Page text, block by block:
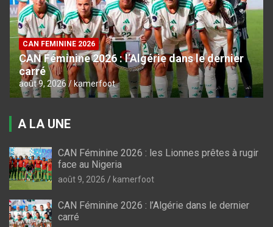
CAN FEMININE 2026
CAN Féminine 2026 : l’Algérie dans le dernier
carré
août 9, 2026 kamerfoot
A LA UNE
CAN Féminine 2026 : les Lionnes prêtes à rugir
face au Nigeria
août 9, 2026 kamerfoot
CAN Féminine 2026 : l’Algérie dans le dernier
carré